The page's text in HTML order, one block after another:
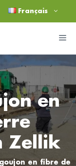
Français
en
Zellik
en fibre de